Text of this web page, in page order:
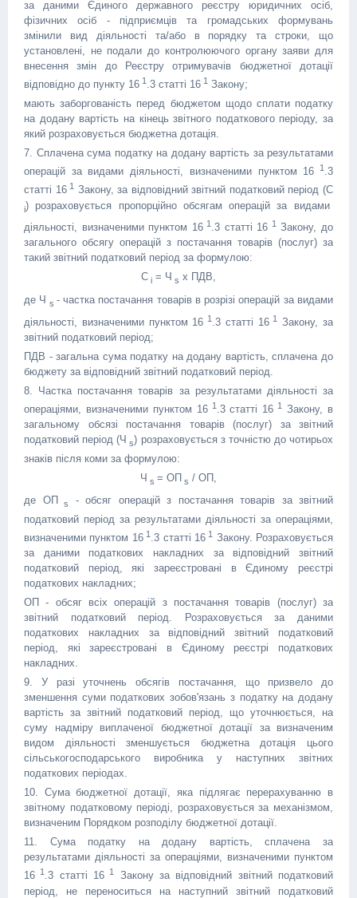
за даними Єдиного державного реєстру юридичних осіб,
фізичних осіб - підприємців та громадських формувань
змінили вид діяльності та/або в порядку та строки, що
установлені, не подали до контролюючого органу заяви для
внесення змін до Реєстру отримувачів бюджетної дотації
відповідно до пункту 16 1 .3 статті 16 1 Закону;
мають заборгованість перед бюджетом щодо сплати податку
на додану вартість на кінець звітного податкового періоду, за
який розраховується бюджетна дотація.
7. Сплачена сума податку на додану вартість за результатами
операцій за видами діяльності, визначеними пунктом 16 1 .3
статті 161 Закону, за відповідний звітний податковий період (С
i) розраховується пропорційно обсягам операцій за видами
діяльності, визначеними пунктом 161 .3 статті 16 1Закону, до
загального обсягу операцій з постачання товарів (послуг) за
такий звітний податковий період за формулою:
С i = Ч s х ПДВ,
де Ч s - частка постачання товарів в розрізі операцій за видами
діяльності, визначеними пунктом 16 1 .3 статті 161
Закону, за
звітний податковий період;
ПДВ - загальна сума податку на додану вартість, сплачена до
бюджету за відповідний звітний податковий період.
8. Частка постачання товарів за результатами діяльності за
операціями, визначеними пунктом 161.3 статті 16 1
Закону, в
загальному обсязі постачання товарів (послуг) за звітний
податковий період (Ч s) розраховується з точністю до чотирьох
знаків після коми за формулою:
Ч s = ОП s / ОП,
де ОПs
- обсяг операцій з постачання товарів за звітний
податковий період за результатами діяльності за операціями,
визначеними пунктом 161 .3 статті 161 Закону. Розраховується
за даними податкових накладних за відповідний звітний
податковий період, які зареєстровані в Єдиному реєстрі
податкових накладних;
ОП - обсяг всіх операцій з постачання товарів (послуг) за
звітний податковий період. Розраховується за даними
податкових накладних за відповідний звітний податковий
період, які зареєстровані в Єдиному реєстрі податкових
накладних.
9. У разі уточнень обсягів постачання, що призвело до
зменшення суми податкових зобов'язань з податку на додану
вартість за звітний податковий період, що уточнюється, на
суму надміру виплаченої бюджетної дотації за визначеним
видом діяльності зменшується бюджетна дотація цього
сільськогосподарського виробника у наступних звітних
податкових періодах.
10. Сума бюджетної дотації, яка підлягає перерахуванню в
звітному податковому періоді, розраховується за механізмом,
визначеним Порядком розподілу бюджетної дотації.
11. Сума податку на додану вартість, сплачена за
результатами діяльності за операціями, визначеними пунктом
16 1 .3 статті 16 1
Закону за відповідний звітний податковий
період, не переноситься на наступний звітний податковий